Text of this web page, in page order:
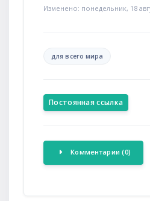
Изменено: понедельник, 18
для всего мира
Постоянная ссылка
Комментарии (0)